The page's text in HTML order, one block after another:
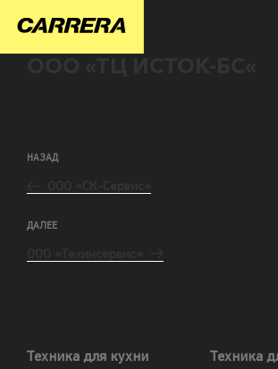
НАЗАД
ДАЛЕЕ
Техника для кухни Техника